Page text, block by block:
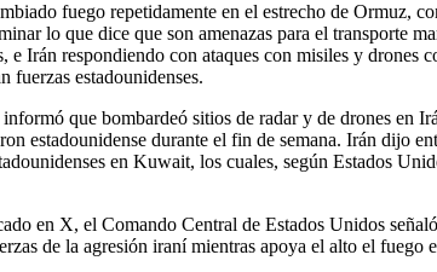
fuego repetidamente en el estrecho de Ormuz,
lo que dice que son amenazas para el transporte
e Irán respondiendo con ataques con misiles y drones
fuerzas estadounidenses.
que bombardeó sitios de radar y de drones en
estadounidense durante el fin de semana. Irán dijo
en Kuwait, los cuales, según Estados
en X, el Comando Central de Estados Unidos
de la agresión iraní mientras apoya el alto el fuego